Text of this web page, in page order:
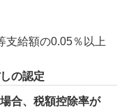
支給額の0.05％以上
の認定
合、税額控除率が